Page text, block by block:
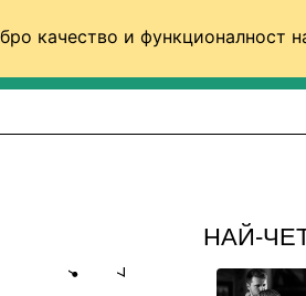
качество и функционалност
НАЙ-